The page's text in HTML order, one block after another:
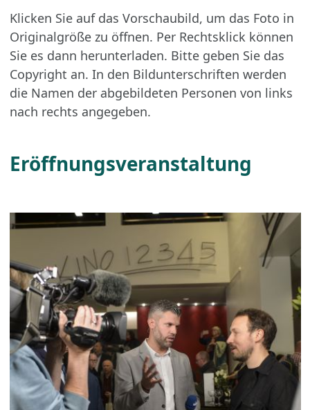
Klicken Sie auf das Vorschaubild, um das Foto in
Originalgröße zu öffnen. Per Rechtsklick können
Sie es dann herunterladen. Bitte geben Sie das
Copyright an. In den Bildunterschriften werden
die Namen der abgebildeten Personen von links
nach rechts angegeben.
Eröffnungsveranstaltung